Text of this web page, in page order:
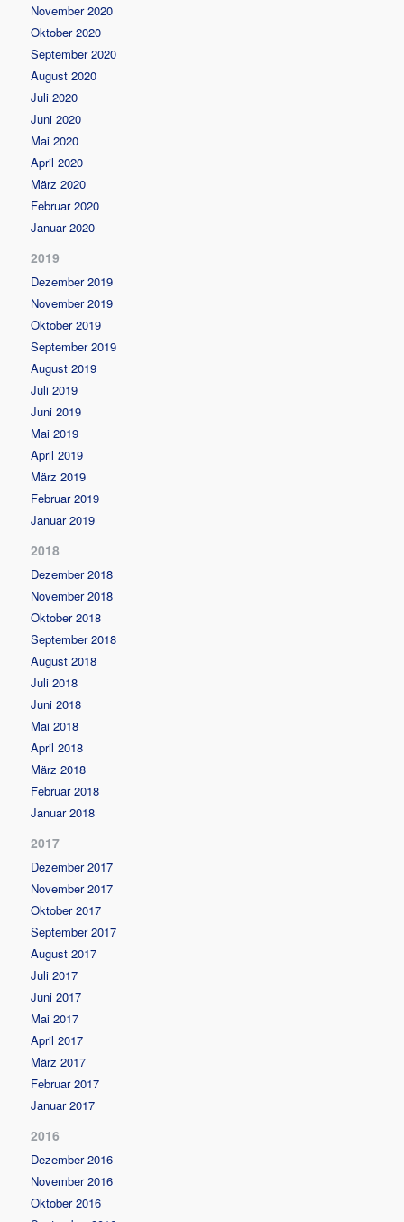
November 2020
Oktober 2020
September 2020
August 2020
Juli 2020
Juni 2020
Mai 2020
April 2020
März 2020
Februar 2020
Januar 2020
2019
Dezember 2019
November 2019
Oktober 2019
September 2019
August 2019
Juli 2019
Juni 2019
Mai 2019
April 2019
März 2019
Februar 2019
Januar 2019
2018
Dezember 2018
November 2018
Oktober 2018
September 2018
August 2018
Juli 2018
Juni 2018
Mai 2018
April 2018
März 2018
Februar 2018
Januar 2018
2017
Dezember 2017
November 2017
Oktober 2017
September 2017
August 2017
Juli 2017
Juni 2017
Mai 2017
April 2017
März 2017
Februar 2017
Januar 2017
2016
Dezember 2016
November 2016
Oktober 2016